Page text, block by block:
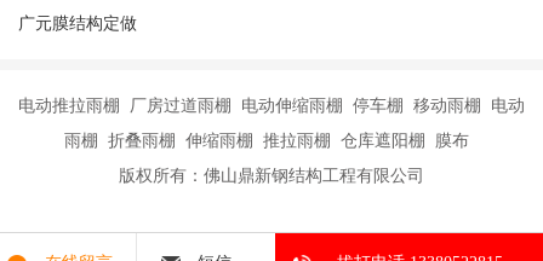
广元膜结构定做
电动推拉雨棚 厂房过道雨棚 电动伸缩雨棚 停车棚 移动雨棚 电动
雨棚 折叠雨棚 伸缩雨棚 推拉雨棚 仓库遮阳棚 膜布
版权所有：佛山鼎新钢结构工程有限公司